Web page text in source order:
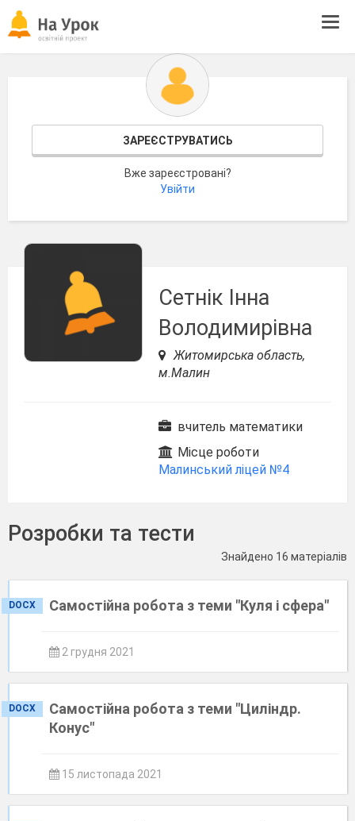
ЗАРЕЄСТРУВАТИСЬ
Вже зареєстровані?
Увійти
Сетнік Інна
Володимирівна
Житомирська область,
м.Малин
вчитель математики
Місце роботи
Малинський ліцей №4
Розробки та тести
Знайдено 16 матеріалів
DOCX Самостійна робота з теми "Куля і сфера"
2 грудня 2021
DOCX
Самостійна робота з теми "Циліндр.
Конус"
15 листопада 2021